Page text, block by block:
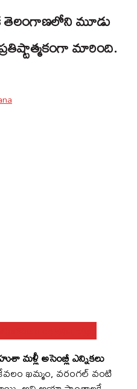
తెలంగాణలోని మూడు
మారింది.
మళ్లీ అసెంబ్లీ ఎన్నికలు
ఖమ్మం, వరంగల్ వంటి